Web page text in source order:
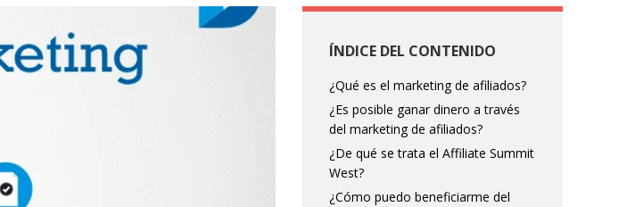
ÍNDICE DEL CONTENIDO
¿Qué es el marketing de afiliados?
¿Es posible ganar dinero a través
del marketing de afiliados?
¿De qué se trata el Affiliate Summit
West?
¿Cómo puedo beneficiarme del